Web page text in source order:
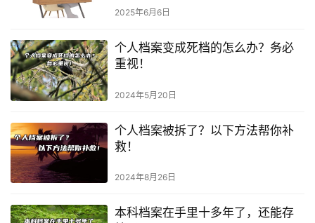
2025年6月6日
个人档案变成死档的怎么办？务必
重视！
2024年5月20日
个人档案被拆了？以下方法帮你补
救！
2024年8月26日
本科档案在手里十多年了，还能存